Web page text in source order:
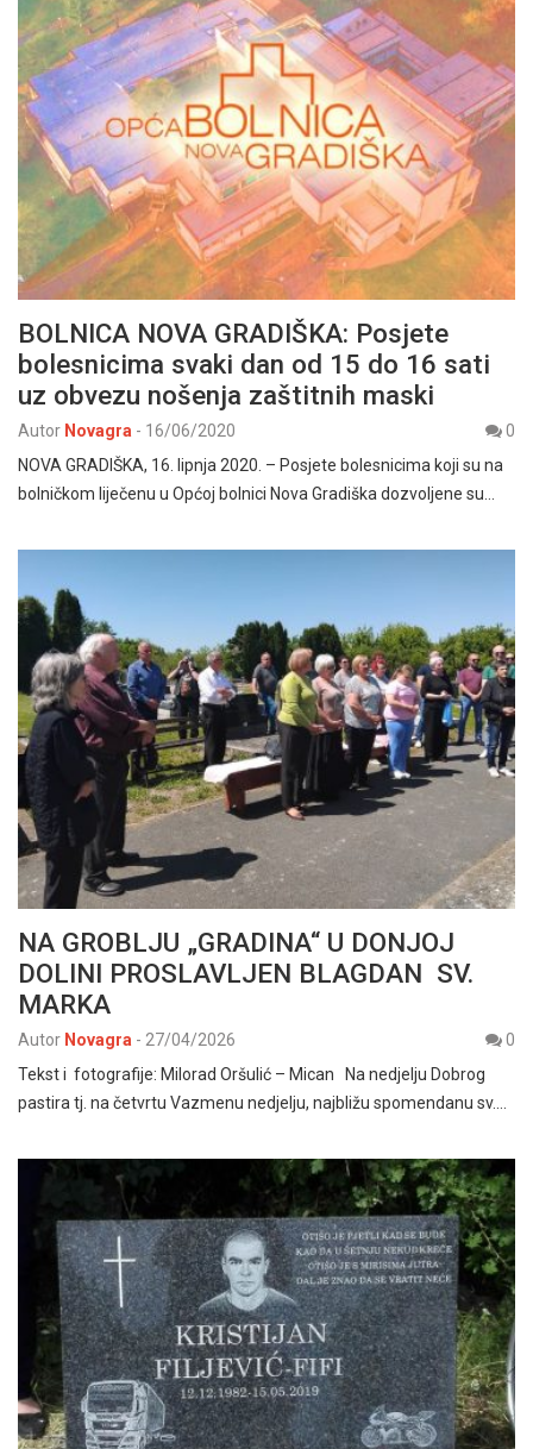
BOLNICA NOVA GRADIŠKA: Posjete
bolesnicima svaki dan od 15 do 16 sati
uz obvezu nošenja zaštitnih maski
Autor Novagra - 16/06/2020
0
NOVA GRADIŠKA, 16. lipnja 2020. – Posjete bolesnicima koji su na
bolničkom liječenu u Općoj bolnici Nova Gradiška dozvoljene su…
NA GROBLJU „GRADINA“ U DONJOJ
DOLINI PROSLAVLJEN BLAGDAN SV.
MARKA
Autor Novagra - 27/04/2026
0
Tekst i fotografije: Milorad Oršulić – Mican Na nedjelju Dobrog
pastira tj. na četvrtu Vazmenu nedjelju, najbližu spomendanu sv.…